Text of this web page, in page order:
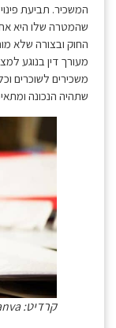
המשכיר. תביעת פינוי
שהמטרה שלו היא אחת
החוק ובצורה שלא
מעורך דין בנוגע למצב
משכירים לשוכרים וכל
שתהיה הנכונה ומתאימה
קרדיט: Canva